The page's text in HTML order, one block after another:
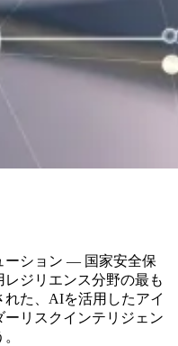
ーション — 国家安全保
ジリエンス分野の最も
た、AIを活用したアイ
リスクインテリジェン